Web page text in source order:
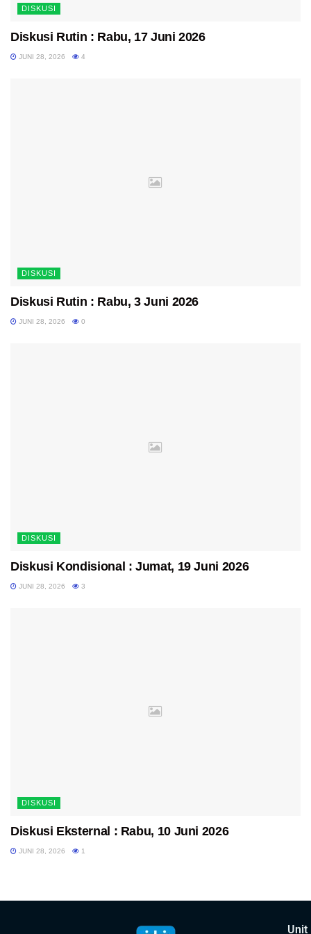
DISKUSI
Diskusi Rutin : Rabu, 17 Juni 2026
JUNI 28, 2026 4
DISKUSI
Diskusi Rutin : Rabu, 3 Juni 2026
JUNI 28, 2026 0
DISKUSI
Diskusi Kondisional : Jumat, 19 Juni 2026
JUNI 28, 2026 3
DISKUSI
Diskusi Eksternal : Rabu, 10 Juni 2026
JUNI 28, 2026 1
Unit